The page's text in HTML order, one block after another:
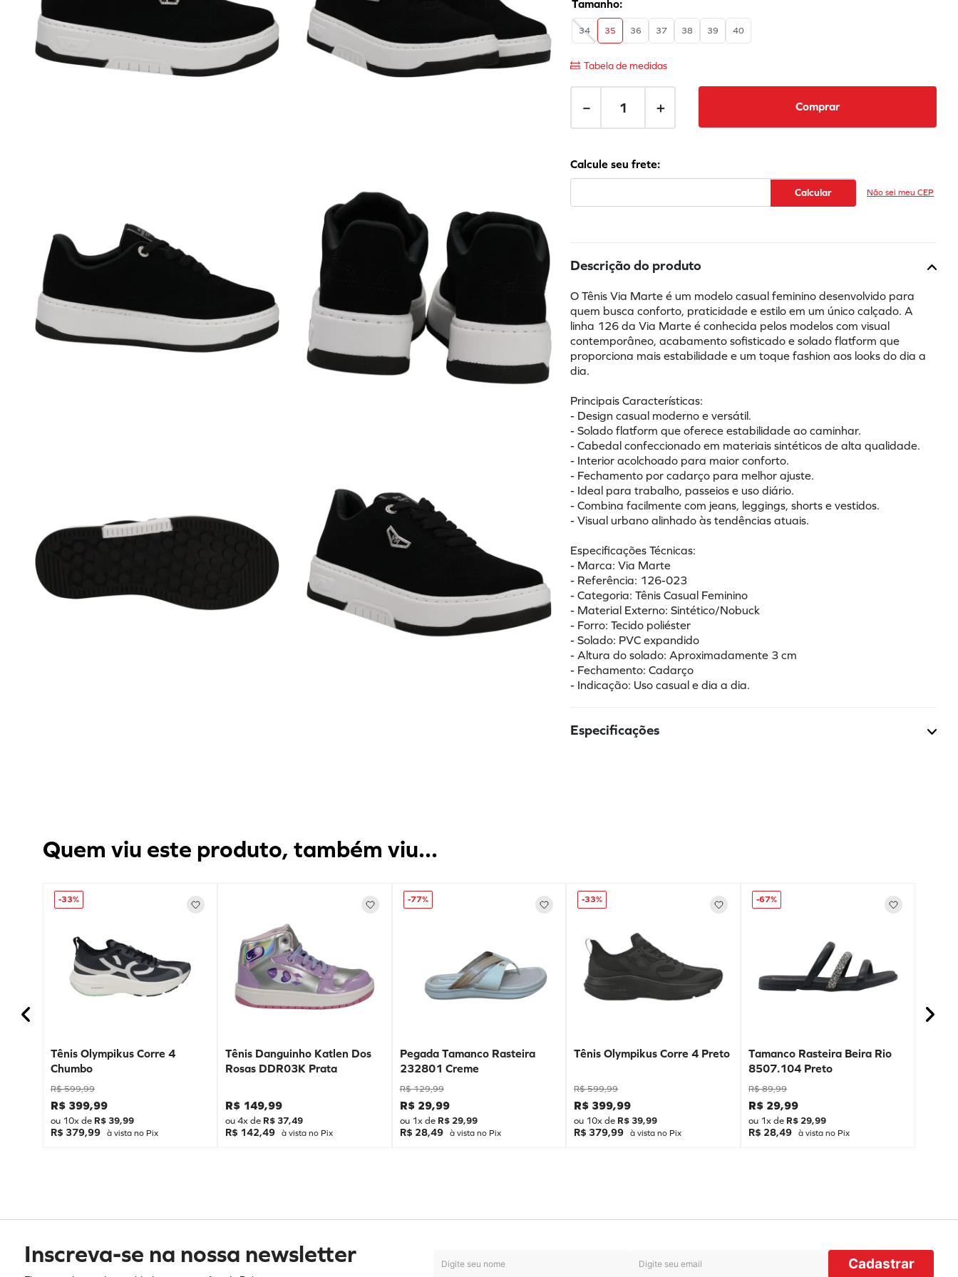
34 35 36 37 38 39 40
Tabela de medidas
＋
－ Comprar
Não sei meu CEP
Descrição do produto
O Tênis Via Marte é um modelo casual feminino desenvolvido para
quem busca conforto, praticidade e estilo em um único calçado. A
linha 126 da Via Marte é conhecida pelos modelos com visual
contemporâneo, acabamento sofisticado e solado flatform que
proporciona mais estabilidade e um toque fashion aos looks do dia a
dia.
Principais Características:
- Design casual moderno e versátil.
- Solado flatform que oferece estabilidade ao caminhar.
- Cabedal confeccionado em materiais sintéticos de alta qualidade.
- Interior acolchoado para maior conforto.
- Fechamento por cadarço para melhor ajuste.
- Ideal para trabalho, passeios e uso diário.
- Combina facilmente com jeans, leggings, shorts e vestidos.
- Visual urbano alinhado às tendências atuais.
Especificações Técnicas:
- Marca: Via Marte
- Referência: 126-023
- Categoria: Tênis Casual Feminino
- Material Externo: Sintético/Nobuck
- Forro: Tecido poliéster
- Solado: PVC expandido
- Altura do solado: Aproximadamente 3 cm
- Fechamento: Cadarço
- Indicação: Uso casual e dia a dia.
Especificações
Quem viu este produto, também viu...
-33%
Tênis Olympikus Corre 4
Chumbo
R$ 599,99
R$ 399,99
ou 10x de R$ 39,99
R$ 379,99 à vista no Pix
Tênis Danguinho Katlen Dos
Rosas DDR03K Prata
R$ 149,99
ou4x de R$ 37,49
R$ 142,49 à vista no Pix
-77%
Pegada Tamanco Rasteira
232801 Creme
R$ 129,99
R$ 29,99
ou 1x de R$ 29,99
R$ 28,49 à vista no Pix
-33%
Tênis Olympikus Corre 4 Preto
R$ 599,99
R$ 399,99
ou 10x de R$ 39,99
R$ 379,99 à vista no Pix
-67%
Tamanco Rasteira Beira Rio
8507.104 Preto
R$ 89,99
R$ 29,99
ou 1x de R$ 29,99
R$ 28,49 à vista no Pix
Inscreva-se na nossa newsletter Cadastrar